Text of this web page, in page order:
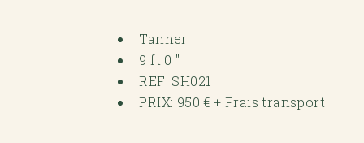
Tanner
9 ft 0 "
REF: SH021
PRIX: 950 € + Frais transport